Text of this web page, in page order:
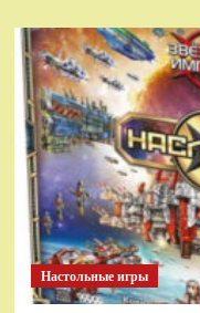
(EU)
Настольная
игра
Hobby
World
Зомбицид:
Белая
смерть
Настольные игры